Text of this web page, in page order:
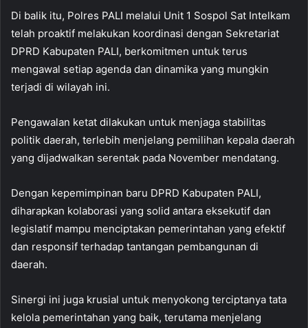
Di balik itu, Polres PALI melalui Unit 1 Sospol Sat Intelkam
telah proaktif melakukan koordinasi dengan Sekretariat
DPRD Kabupaten PALI, berkomitmen untuk terus
mengawal setiap agenda dan dinamika yang mungkin
terjadi di wilayah ini.
Pengawalan ketat dilakukan untuk menjaga stabilitas
politik daerah, terlebih menjelang pemilihan kepala daerah
yang dijadwalkan serentak pada November mendatang.
Dengan kepemimpinan baru DPRD Kabupaten PALI,
diharapkan kolaborasi yang solid antara eksekutif dan
legislatif mampu menciptakan pemerintahan yang efektif
dan responsif terhadap tantangan pembangunan di
daerah.
Sinergi ini juga krusial untuk menyokong terciptanya tata
kelola pemerintahan yang baik, terutama menjelang